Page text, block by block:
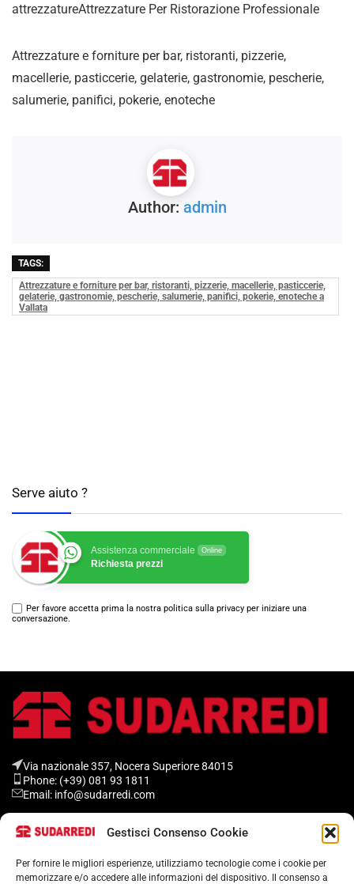
Gestisci Consenso Cookie
Per fornire le migliori esperienze, utilizziamo tecnologie come i cookie per
memorizzare e/o accedere alle informazioni del dispositivo. Il consenso a
attrezzatureAttrezzature Per Ristorazione Professionale
Attrezzature e forniture per bar, ristoranti, pizzerie,
macellerie, pasticcerie, gelaterie, gastronomie, pescherie,
salumerie, panifici, pokerie, enoteche
Author: admin
TAGS:
Attrezzature e forniture per bar, ristoranti, pizzerie, macellerie, pasticcerie,
gelaterie, gastronomie, pescherie, salumerie, panifici, pokerie, enoteche a
Vallata
Serve aiuto ?
Assistenza commerciale Online
Richiesta prezzi
Per favore accetta prima la nostra politica sulla privacy per iniziare una
conversazione.
Via nazionale 357, Nocera Superiore 84015​
Phone: (+39) 081 93 1811
Email: info@sudarredi.com
SCUOLA
UFFICIO